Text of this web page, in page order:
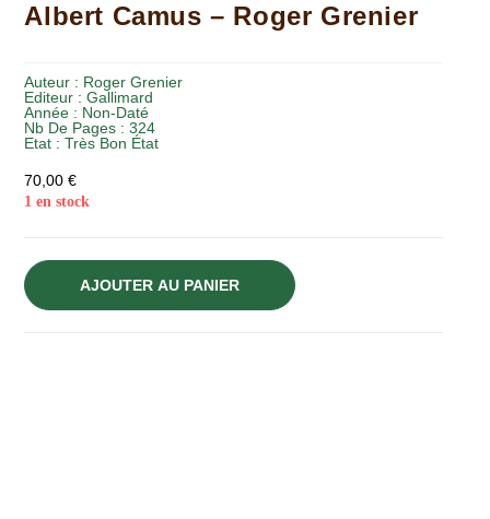
Albert Camus – Roger Grenier
Auteur : Roger Grenier
Editeur :Gallimard
Année : Non-Daté
Nb De Pages : 324
Etat :Très Bon État
70,00€
1 en stock
AJOUTER AU PANIER